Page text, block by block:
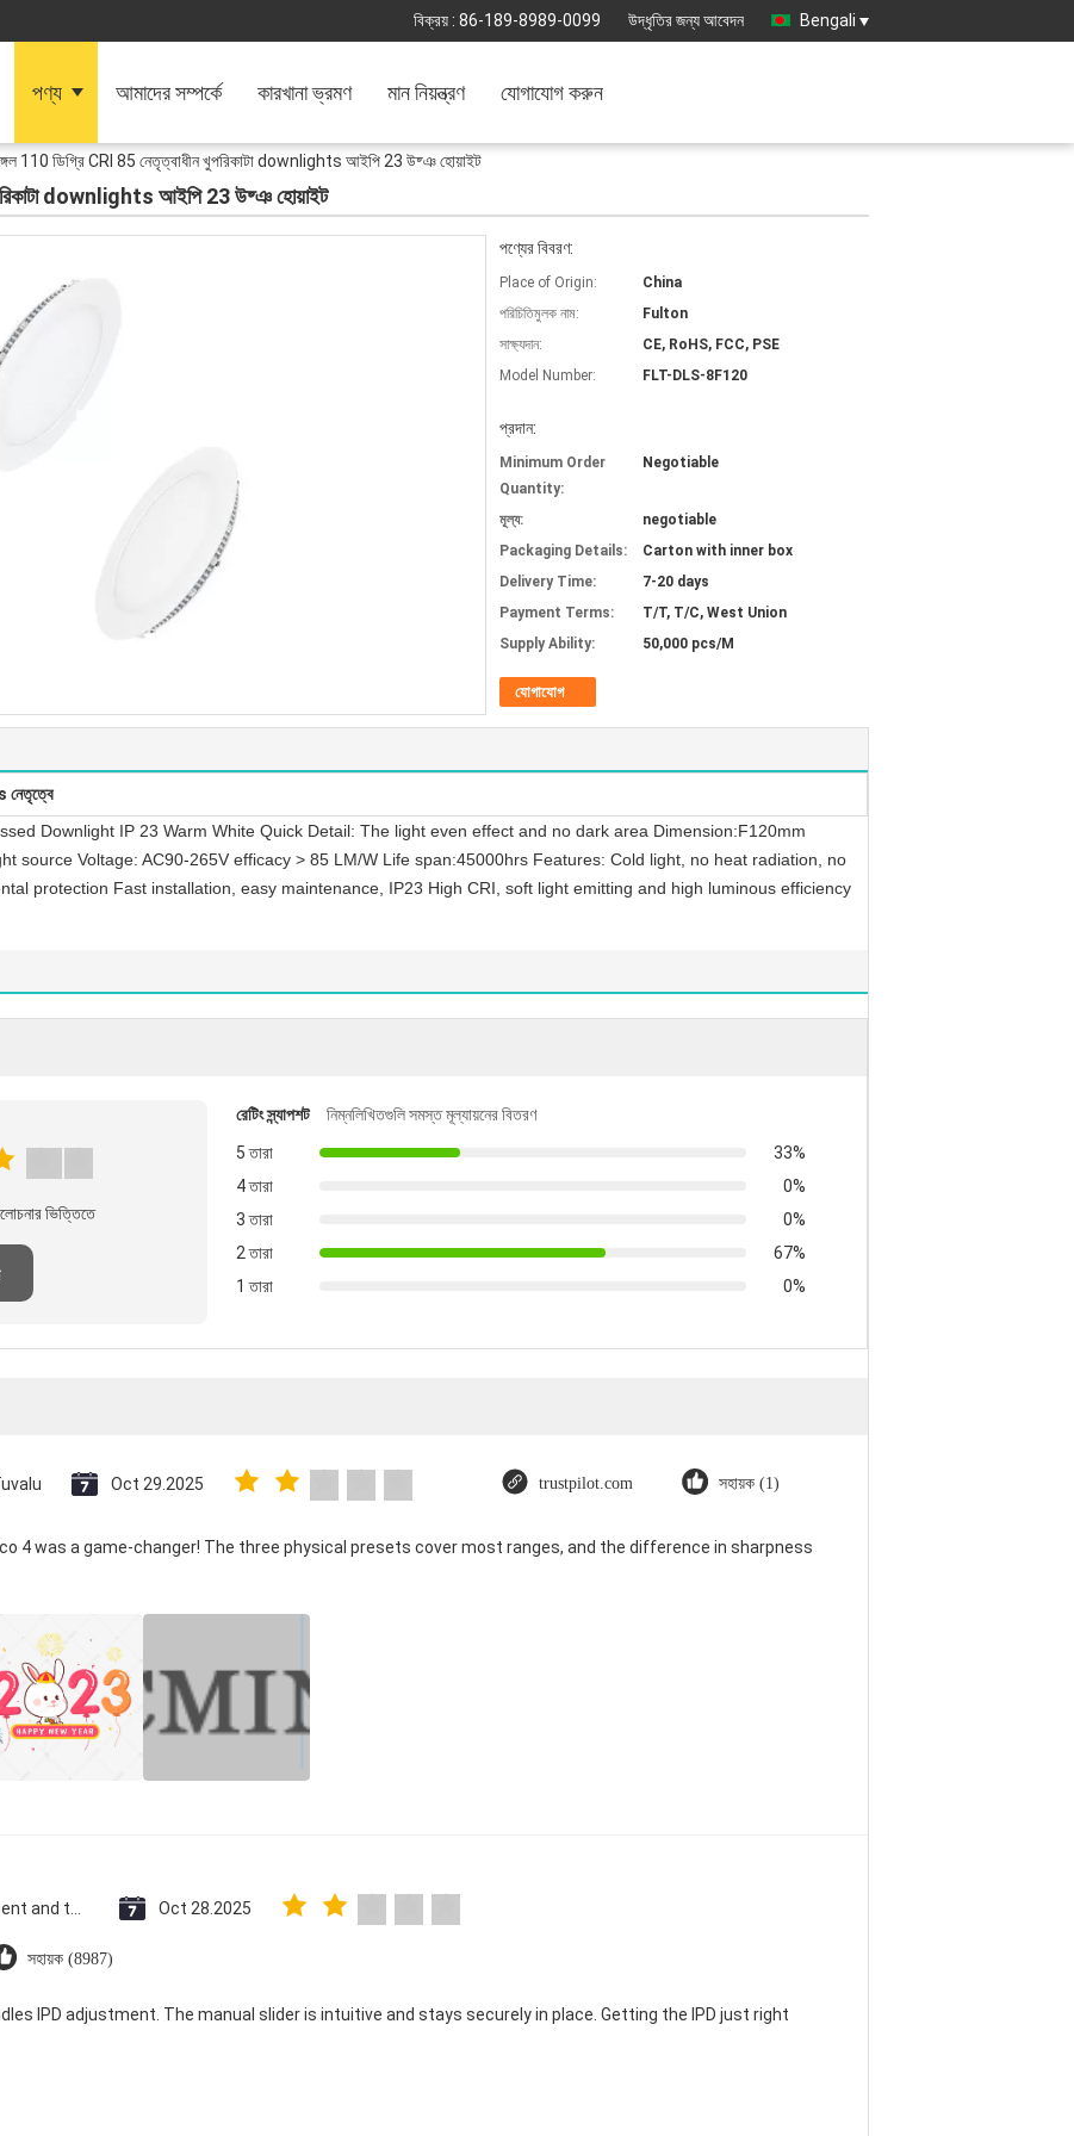
বিক্রয় : 86-189-8989-0099 উদ্ধৃতির জন্য আবেদন Bengali
পণ্য আমাদের সম্পর্কে কারখানা ভ্রমণ মান নিয়ন্ত্রণ যোগাযোগ করুন
110 ডিগ্রি CRI 85 নেতৃত্বাধীন খুপরিকাটা downlights আইপি 23 উষ্ঞ হোয়াইট
downlights আইপি 23 উষ্ঞ হোয়াইট
পণ্যের বিবরণ:
Place of Origin:
China
পরিচিতিমুলক নাম:
Fulton
সাক্ষ্যদান:
CE, RoHS, FCC, PSE
Model Number:
FLT-DLS-8F120
প্রদান:
Minimum Order
Quantity:
Negotiable
মূল্য:
negotiable
Packaging Details:
Carton with inner box
Delivery Time:
7-20 days
Payment Terms:
T/T, T/C, West Union
Supply Ability:
50,000 pcs/M
যোগাযোগ
নেতৃত্বে
Downlight IP 23 Warm White Quick Detail: The light even effect and no dark area Dimension:F120mm
source Voltage: AC90-265V efficacy > 85 LM/W Life span:45000hrs Features: Cold light, no heat radiation, no
protection Fast installation, easy maintenance, IP23 High CRI, soft light emitting and high luminous efficiency
ভিত্তিতে
রেটিং স্ন্যাপশট
নিম্নলিখিতগুলি সমস্ত মূল্যায়নের বিতরণ
5 তারা
33%
4 তারা
0%
3 তারা
0%
2 তারা
67%
1 তারা
0%
Oct 29.2025 trustpilot.com সহায়ক (1)
4 was a game-changer! The three physical presets cover most ranges, and the difference in sharpness
Oct 28.2025
সহায়ক (8987)
IPD adjustment. The manual slider is intuitive and stays securely in place. Getting the IPD just right